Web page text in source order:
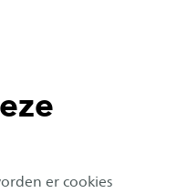
er cookies